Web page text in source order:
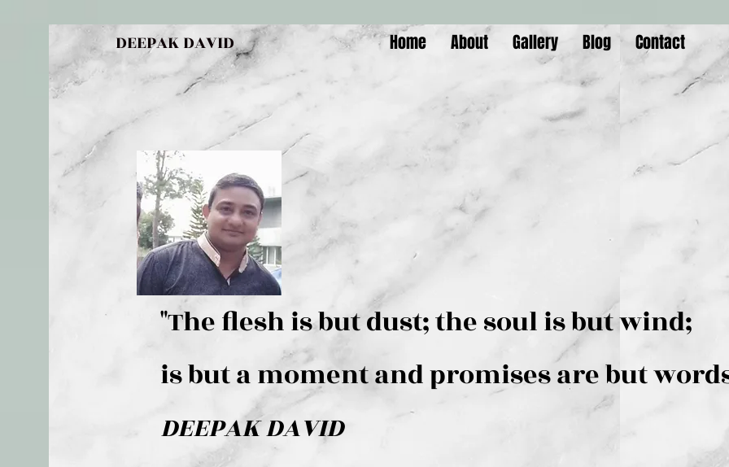
DEEPAK DAVID Home About Gallery Blog Contact
"The flesh is but dust; the
is but a moment and promises are but
DEEPAK DAVID